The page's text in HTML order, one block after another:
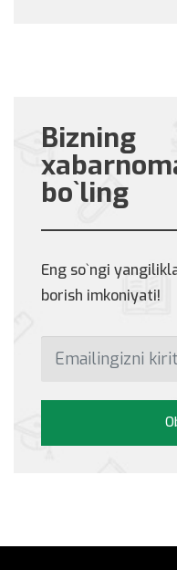
Bizning
bo`ling
Eng so`ngi
borish imkoniyati!